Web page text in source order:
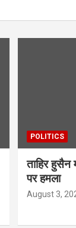
POLITICS
ताहिर
पर हमला
August 3,